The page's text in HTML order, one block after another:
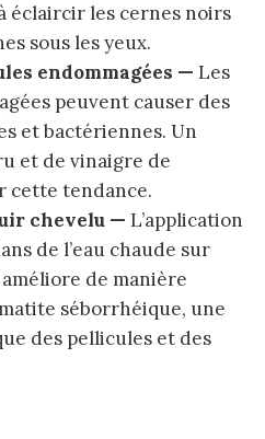
éclaircir les cernes noirs
sous les yeux.
endommagées — Les
peuvent causer des
et bactériennes. Un
et de vinaigre de
cette tendance.
chevelu — L’application
de l’eau chaude sur
de manière
séborrhéique, une
des pellicules et des